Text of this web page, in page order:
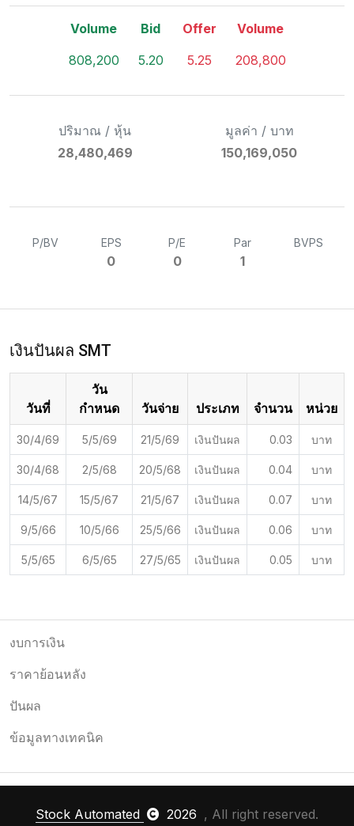
Volume
808,200
Bid
5.20
Offer
5.25
Volume
208,800
ปริมาณ / หุ้น
28,480,469
มูลค่า / บาท
150,169,050
P/BV EPS
0
P/E
0
Par
1
BVPS
เงินปันผล SMT
วันที่
วัน
กำหนด
วันจ่าย ประเภท จำนวน หน่วย
30/4/69 5/5/69 21/5/69 เงินปันผล 0.03 บาท
30/4/68 2/5/68 20/5/68 เงินปันผล 0.04 บาท
14/5/67 15/5/67 21/5/67 เงินปันผล 0.07 บาท
9/5/66 10/5/66 25/5/66 เงินปันผล 0.06 บาท
5/5/65 6/5/65 27/5/65 เงินปันผล 0.05 บาท
งบการเงิน
ราคาย้อนหลัง
ปันผล
ข้อมูลทางเทคนิค
Stock Automated 2026 , All right reserved.